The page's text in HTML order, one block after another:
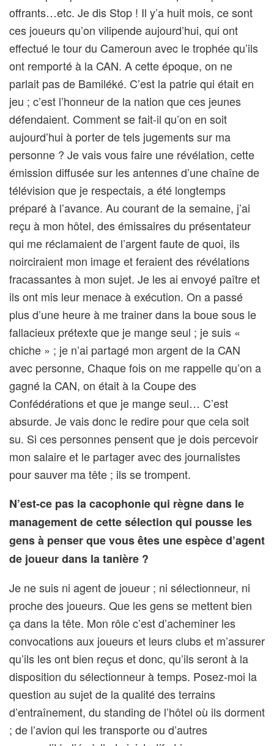
offrants…etc. Je dis Stop ! Il y’a huit mois, ce sont
ces joueurs qu’on vilipende aujourd’hui, qui ont
effectué le tour du Cameroun avec le trophée qu’ils
ont remporté à la CAN. A cette époque, on ne
parlait pas de Bamiléké. C’est la patrie qui était en
jeu ; c’est l’honneur de la nation que ces jeunes
défendaient. Comment se fait-il qu’on en soit
aujourd’hui à porter de tels jugements sur ma
personne ? Je vais vous faire une révélation, cette
émission diffusée sur les antennes d’une chaîne de
télévision que je respectais, a été longtemps
préparé à l’avance. Au courant de la semaine, j’ai
reçu à mon hôtel, des émissaires du présentateur
qui me réclamaient de l’argent faute de quoi, ils
noirciraient mon image et feraient des révélations
fracassantes à mon sujet. Je les ai envoyé paître et
ils ont mis leur menace à exécution. On a passé
plus d’une heure à me trainer dans la boue sous le
fallacieux prétexte que je mange seul ; je suis «
chiche » ; je n’ai partagé mon argent de la CAN
avec personne, Chaque fois on me rappelle qu’on a
gagné la CAN, on était à la Coupe des
Confédérations et que je mange seul… C’est
absurde. Je vais donc le redire pour que cela soit
su. Si ces personnes pensent que je dois percevoir
mon salaire et le partager avec des journalistes
pour sauver ma tête ; ils se trompent.
N’est-ce pas la cacophonie qui règne dans le
management de cette sélection qui pousse les
gens à penser que vous êtes une espèce d’agent
de joueur dans la tanière ?
Je ne suis ni agent de joueur ; ni sélectionneur, ni
proche des joueurs. Que les gens se mettent bien
ça dans la tête. Mon rôle c’est d’acheminer les
convocations aux joueurs et leurs clubs et m’assurer
qu’ils les ont bien reçus et donc, qu’ils seront à la
disposition du sélectionneur à temps. Posez-moi la
question au sujet de la qualité des terrains
d’entraînement, du standing de l’hôtel où ils dorment
; de l’avion qui les transporte ou d’autres